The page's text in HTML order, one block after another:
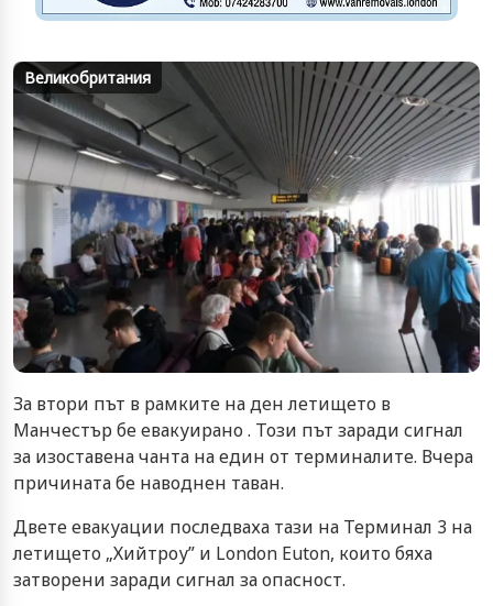
Великобритания
За втори път в рамките на ден летището в
Манчестър бе евакуирано . Този път заради сигнал
за изоставена чанта на един от терминалите. Вчера
причината бе наводнен таван.
Двете евакуации последваха тази на Терминал 3 на
летището „Хийтроу” и London Euton, които бяха
затворени заради сигнал за опасност.